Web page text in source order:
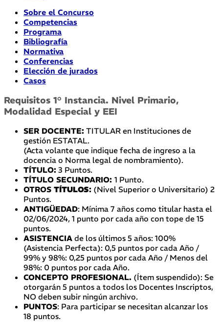
Sobre el Concurso
Competencias
Programa
Bibliografía
Normativa
Conferencias
Elección de jurados
Casos
Requisitos 1° Instancia. Nivel Primario,
Modalidad Especial y EEI
SER DOCENTE: TITULAR en Instituciones de
gestión ESTATAL.
(Acta volante que indique fecha de ingreso a la
docencia o Norma legal de nombramiento).
TÍTULO: 3 Puntos.
TÍTULO SECUNDARIO: 1 Punto.
OTROS TÍTULOS: (Nivel Superior o Universitario) 2
Puntos.
ANTIGÜEDAD: Mínima 7 años como titular hasta el
02/06/2024, 1 punto por cada año con tope de 15
puntos.
ASISTENCIA de los últimos 5 años: 100%
(Asistencia Perfecta): 0,5 puntos por cada Año /
99% y 98%: 0,25 puntos por cada Año / Menos del
98%: 0 puntos por cada Año.
CONCEPTO PROFESIONAL. (Ítem suspendido): Se
otorgarán 5 puntos a todos los Docentes Inscriptos,
NO deben subir ningún archivo.
PUNTOS: Para participar se necesitan alcanzar los
18 puntos.